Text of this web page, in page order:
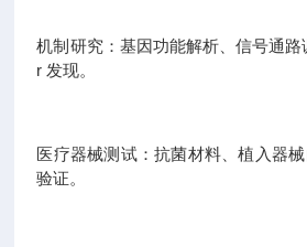
机制研究：基因功能解析、信号通
r 发现。
医疗器械测试：抗菌材料、植入器
验证。